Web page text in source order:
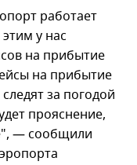
работает
у нас
на прибытие
на прибытие
за погодой
прояснение,
— сообщили